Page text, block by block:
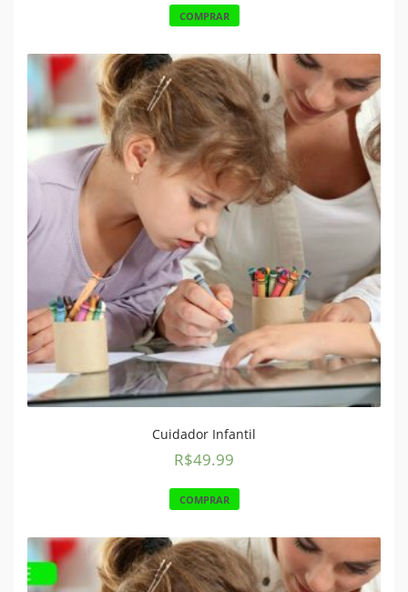
COMPRAR
Cuidador Infantil
R$49.99
COMPRAR